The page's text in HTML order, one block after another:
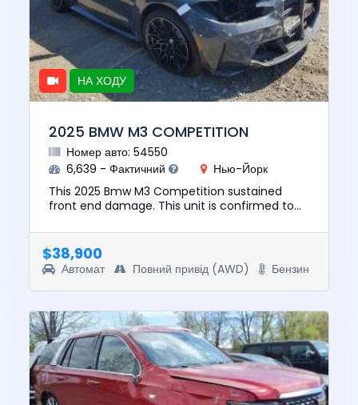
НА ХОДУ
2025 BMW M3 COMPETITION
Номер авто: 54550
6,639 - Фактичний
Нью-Йорк
This 2025 Bmw M3 Competition sustained
front end damage. This unit is confirmed to
vehicle was $92829. This...
$38,900
Автомат Повний привід (AWD) Бензин